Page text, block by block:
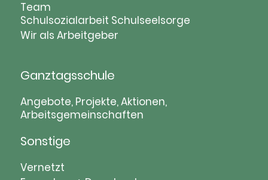
Team
Schulsozialarbeit Schulseelsorge
Wir als Arbeitgeber
Ganztagsschule
Navigation
überspringen
Angebote, Projekte, Aktionen,
Arbeitsgemeinschaften
Sonstige
Navigation
Vernetzt